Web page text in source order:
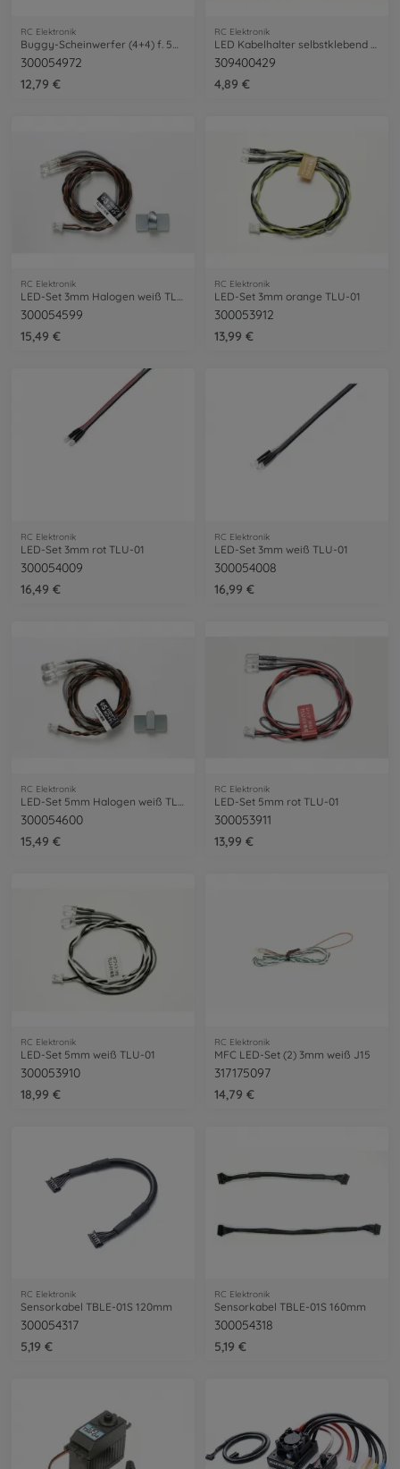
RC Elektronik
300054972
12,79 €
RC Elektronik
309400429
4,89 €
RC Elektronik
LED-Set 3mm Halogen weiß TLU-01
300054599
15,49 €
RC Elektronik
LED-Set 3mm orange TLU-01
300053912
13,99 €
RC Elektronik
LED-Set 3mm rot TLU-01
300054009
16,49 €
RC Elektronik
LED-Set 3mm weiß TLU-01
300054008
16,99 €
RC Elektronik
LED-Set 5mm Halogen weiß TLU-01
300054600
15,49 €
RC Elektronik
LED-Set 5mm rot TLU-01
300053911
13,99 €
RC Elektronik
LED-Set 5mm weiß TLU-01
300053910
18,99 €
RC Elektronik
MFC LED-Set (2) 3mm weiß J15
317175097
14,79 €
RC Elektronik
Sensorkabel TBLE-01S 120mm
300054317
5,19 €
RC Elektronik
Sensorkabel TBLE-01S 160mm
300054318
5,19 €